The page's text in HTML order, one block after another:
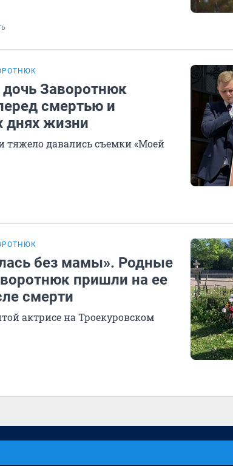
дочь Заворотнюк
смертью и
днях жизни
тяжело давались съемки «Моей
без мамы». Родные
пришли на ее
смерти
актрисе на Троекуровском